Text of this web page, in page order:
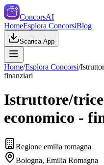
ConcorsAI
HomeEsplora ConcorsiBlog
Scarica App
Home/Esplora Concorsi/
finanziari
Istruttore/
economico -
Regione emilia romagna
Bologna, Emilia Romagna